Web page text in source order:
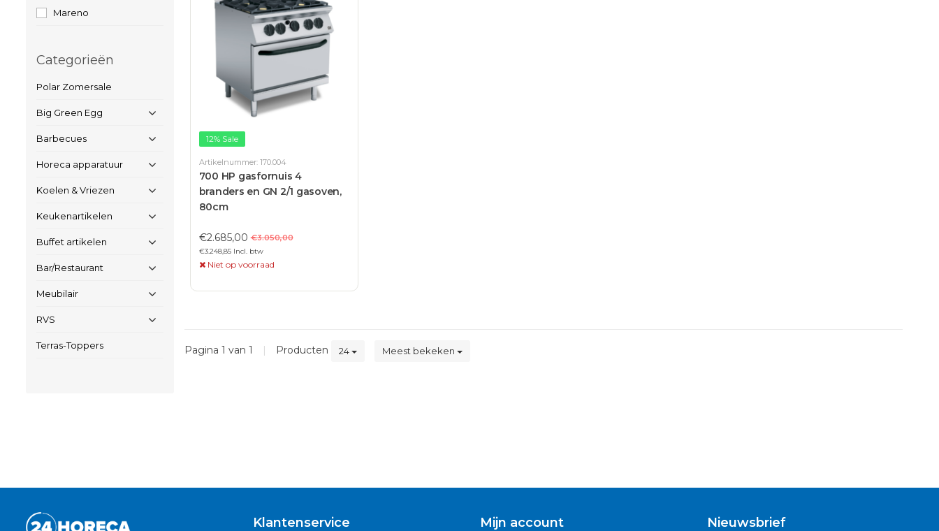
Mareno
Categorieën
Polar Zomersale
Big Green Egg
Barbecues
Horeca apparatuur
Koelen & Vriezen
Keukenartikelen
Buffet artikelen
Bar/Restaurant
Meubilair
RVS
Terras-Toppers
12% Sale
Artikelnummer: 170.004
700 HP gasfornuis 4
branders en GN 2/1 gasoven,
80cm
€2.685,00 €3.050,00
€3.248,85 Incl. btw
Niet op voorraad
Pagina 1 van 1 | Producten 24 Meest bekeken
Klantenservice Mijn account Nieuwsbrief